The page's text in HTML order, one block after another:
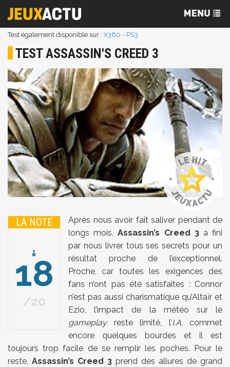
Test également disponible sur : X360 - PS3
TEST ASSASSIN'S CREED 3
LA NOTE
18
20
Après nous avoir fait saliver pendant de
longs mois,Assassin’s Creed 3a fini
par nous livrer tous ses secrets pour un
résultat proche de l’exceptionnel.
Proche, car toutes les exigences des
fans n’ont pas été satisfaites : Connor
n’est pas aussi charismatique qu’Altaïr et
Ezio, l’impact de la météo sur le
gameplayreste limité, l’I.A.commet
encore quelques bourdes et il est
toujours trop facile de se remplir les poches. Pour le
reste, Assassin’s Creed 3 prend des allures de grand